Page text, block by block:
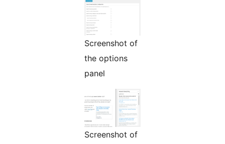
Screenshot of
the options
panel
Screenshot of